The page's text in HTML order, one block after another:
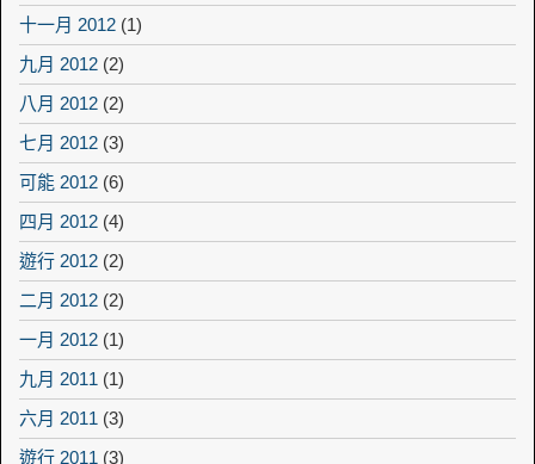
十一月 2012 (1)
九月 2012 (2)
八月 2012 (2)
七月 2012 (3)
可能 2012 (6)
四月 2012 (4)
遊行 2012 (2)
二月 2012 (2)
一月 2012 (1)
九月 2011 (1)
六月 2011 (3)
遊行 2011 (3)